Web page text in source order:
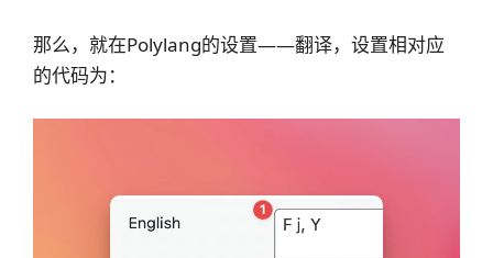
那么，就在Polylang的设置——翻译，设置相对应
的代码为：